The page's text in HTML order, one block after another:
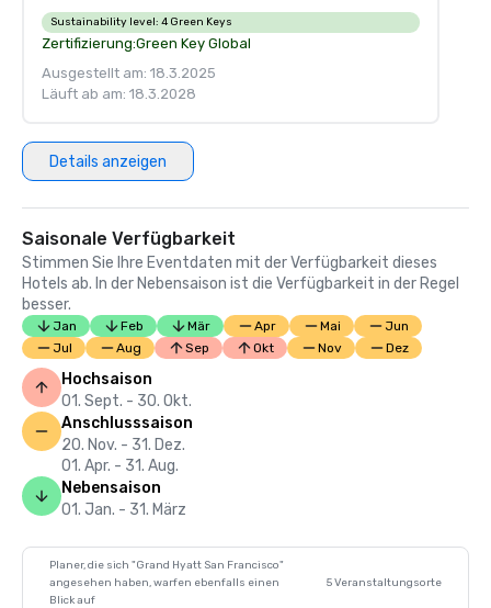
Sustainability level: 4 Green Keys
Zertifizierung:Green Key Global
Ausgestellt am: 18.3.2025
Läuft ab am: 18.3.2028
Details anzeigen
Saisonale Verfügbarkeit
Stimmen Sie Ihre Eventdaten mit der Verfügbarkeit dieses
Hotels ab. In der Nebensaison ist die Verfügbarkeit in der Regel
besser.
Jan Feb Mär Apr Mai
Jun
Jul
Aug Sep Okt Nov Dez
Hochsaison
01. Sept. - 30. Okt.
Anschlusssaison
20. Nov. - 31. Dez.
01. Apr. - 31. Aug.
Nebensaison
01. Jan. - 31. März
Planer, die sich "Grand Hyatt San Francisco"
angesehen haben, warfen ebenfalls einen
Blick auf
5 Veranstaltungsorte